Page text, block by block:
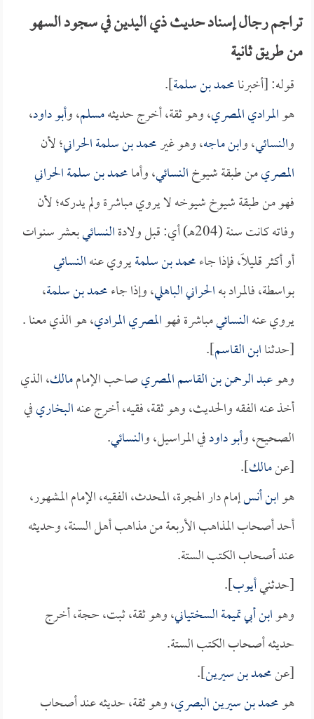
تراجم رجال إسناد حديث ذي اليدين في سجود السهو
من طريق ثانية
قوله: [أخبرنامحمد بن سلمة].
هوالمرادي المصري، وهو ثقة، أخرج حديثهمسلم، وأبو داود،
والنسائي، وابن ماجه، وهو غيرمحمد بن سلمة الحراني؛ لأن
المصريمن طبقة شيوخالنسائي، وأمامحمد بن سلمة الحراني
فهو من طبقة شيوخ شيوخه لا يروي مباشرة ولم يدركه؛ لأن
وفاته كانت سنة (204هـ) أي: قبل ولادة
النسائيبعشر سنوات
أو أكثر قليلاً، فإذا جاءمحمد بن سلمةيروي عنهالنسائي
بواسطة، فالمراد بهالحراني الباهلي، وإذا جاءمحمد بن سلمة،
يروي عنهالنسائيمباشرة فهوالمصري المرادي، هو الذي معنا .
[حدثناابن القاسم].
وهوعبد الرحمن بن القاسم المصريصاحب الإماممالك، الذي
أخذ عنه الفقه والحديث، وهو ثقة، فقيه، أخرج عنهالبخاريفي
الصحيح، وأبو داودفي المراسيل، والنسائي.
[عنمالك].
هوابن أنسإمام دار الهجرة، المحدث، الفقيه، الإمام المشهور،
أحد أصحاب المذاهب الأربعة من مذاهب أهل السنة، وحديثه
عند أصحاب الكتب الستة.
[حدثنيأيوب].
وهوابن أبي تميمة السختياني، وهو ثقة، ثبت، حجة، أخرج
حديثه أصحاب الكتب الستة.
[عنمحمد بن سيرين].
هومحمد بن سيرين البصري، وهو ثقة، حديثه عند أصحاب